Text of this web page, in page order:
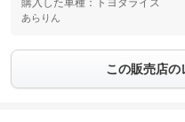
購入した車種：トヨタライズ
あらりん
この販売店の